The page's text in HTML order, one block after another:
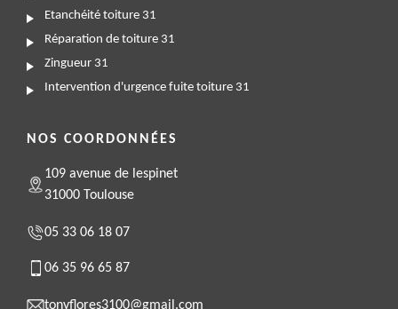
Etanchéité toiture 31
Réparation de toiture 31
Zingueur 31
Intervention d'urgence fuite toiture 31
NOS COORDONNÉES
109 avenue de lespinet
31000 Toulouse
05 33 06 18 07
06 35 96 65 87
tonyflores3100@gmail.com